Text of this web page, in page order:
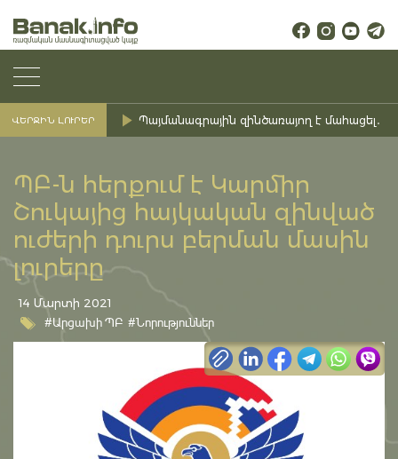
ՎԵՐՋԻՆ ԼՈՒՐԵՐ Պայմանագրային զինծառայող է մահացել․
ՊԲ-ն հերքում է Կարմիր
Շուկայից հայկական զինված
ուժերի դուրս բերման մասին
լուրերը
14 Մարտի 2021
#Արցախի ՊԲ #Նորություններ